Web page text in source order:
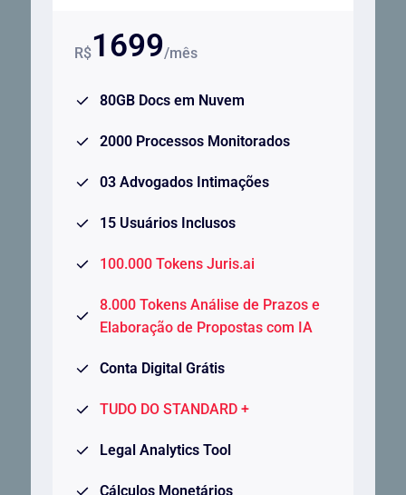
R$1699/mês
80GB Docs em Nuvem
2000 Processos Monitorados
03 Advogados Intimações
15 Usuários Inclusos
100.000 Tokens Juris.ai
8.000 Tokens Análise de Prazos e
Elaboração de Propostas com IA
Conta Digital Grátis
TUDO DO STANDARD +
Legal Analytics Tool
Cálculos Monetários